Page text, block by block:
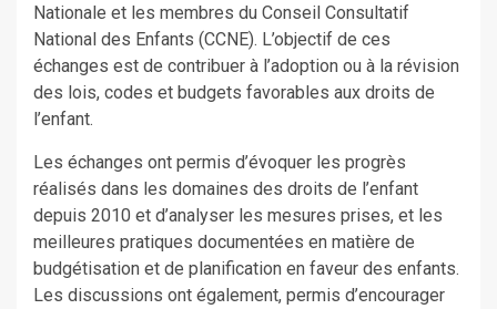
Nationale et les membres du Conseil Consultatif
National des Enfants (CCNE). L’objectif de ces
échanges est de contribuer à l’adoption ou à la révision
des lois, codes et budgets favorables aux droits de
l’enfant.
Les échanges ont permis d’évoquer les progrès
réalisés dans les domaines des droits de l’enfant
depuis 2010 et d’analyser les mesures prises, et les
meilleures pratiques documentées en matière de
budgétisation et de planification en faveur des enfants.
Les discussions ont également, permis d’encourager